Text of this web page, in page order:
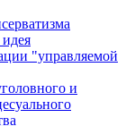
"управляемой
и